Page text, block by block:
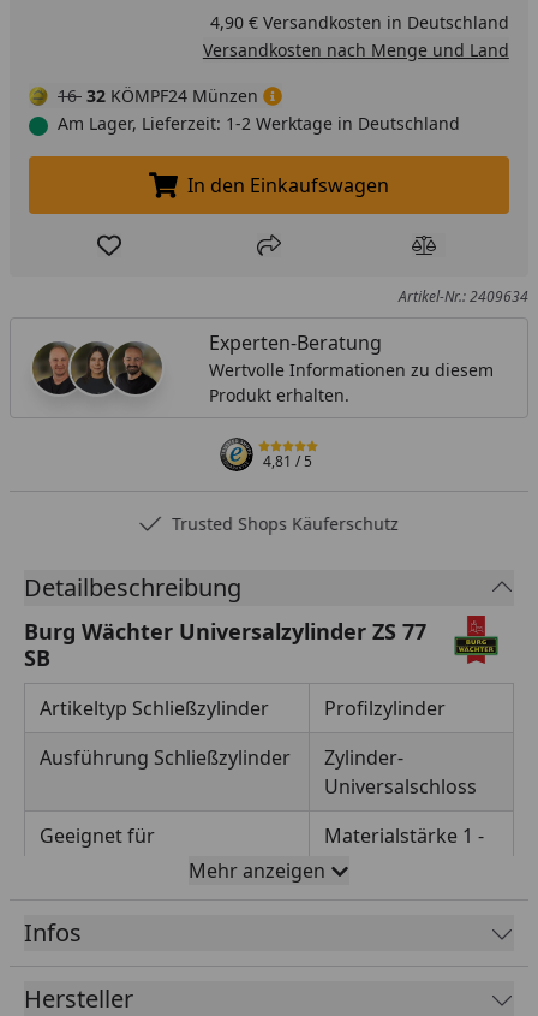
4,90 € Versandkosten in Deutschland
Versandkosten nach Menge und Land
16 32 KÖMPF24 Münzen
Am Lager, Lieferzeit: 1-2 Werktage in Deutschland
In den Einkaufswagen legen
In den Einkaufswagen
Produkt zur Wunschliste hinzufügen
Teilen Produkt
Artikel-Nr.: 2409634
Experten-Beratung
Wertvolle Informationen zu diesem
Produkt erhalten.
4,81/ 5
Trusted Shops Käuferschutz
Detailbeschreibung
Burg Wächter Universalzylinder ZS 77
SB
Artikeltyp Schließzylinder
Profilzylinder
Ausführung Schließzylinder
Zylinder-
Universalschloss
Geeignet für
Materialstärke 1 -
10 mm
Material Eisenwaren
Zink
Mehr anzeigen
Infos
Hersteller